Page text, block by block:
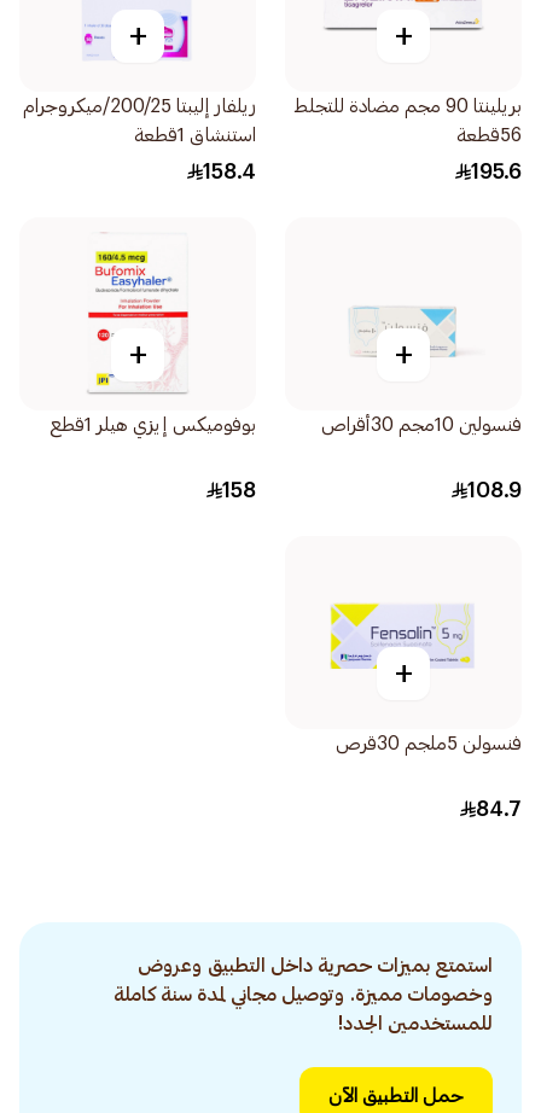
+
بريلينتا 90 مجم مضادة للتجلط
56قطعة
195.6
+
ريلفار إليبتا 200/25/ميكروجرام
استنشاق 1قطعة
158.4
+
فنسولين 10مجم 30أقراص
108.9
+
بوفوميكس إيزي هيلر 1قطع
158
+
فنسولن 5ملجم 30قرص
84.7
استمتع بميزات حصرية داخل التطبيق وعروض
وخصومات مميزة. وتوصيل مجاني لمدة سنة كاملة
للمستخدمين الجدد!
حمل التطبيق الآن